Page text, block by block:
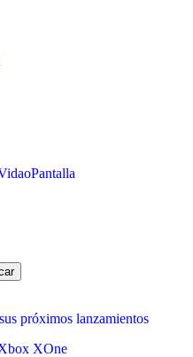
próximos lanzamientos
XOne